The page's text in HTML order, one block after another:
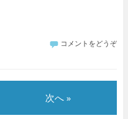
コメントをどうぞ
次へ »